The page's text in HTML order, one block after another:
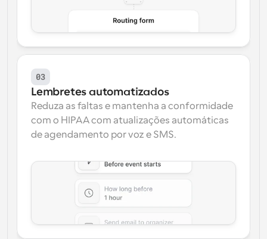
03
Lembretes automatizados
Reduza as faltas e mantenha a conformidade
com o HIPAA com atualizações automáticas
de agendamento por voz e SMS.